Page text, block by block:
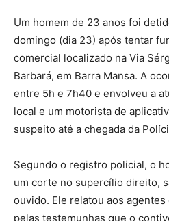
Um homem de 23 anos foi
domingo (dia 23) após tentar
comercial localizado na Via
Barbará, em Barra Mansa. A
entre 5h e 7h40 e envolveu a
local e um motorista de
suspeito até a chegada da
Segundo o registro policial, o
um corte no supercílio direito,
ouvido. Ele relatou aos
pelas testemunhas que o